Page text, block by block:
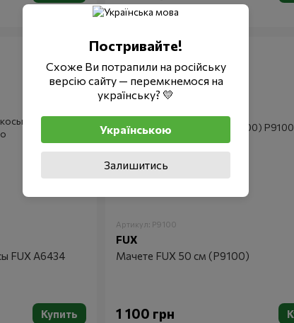
В наличии
FUX A6434
Купить
Артикул: P9100
FUX
Мачете FUX 50 см (P9100)
1 100 грн
Постривайте!
Схоже Ви потрапили на російську
версію сайту — перемкнемося на
українську? 💛
Українською
Залишитись